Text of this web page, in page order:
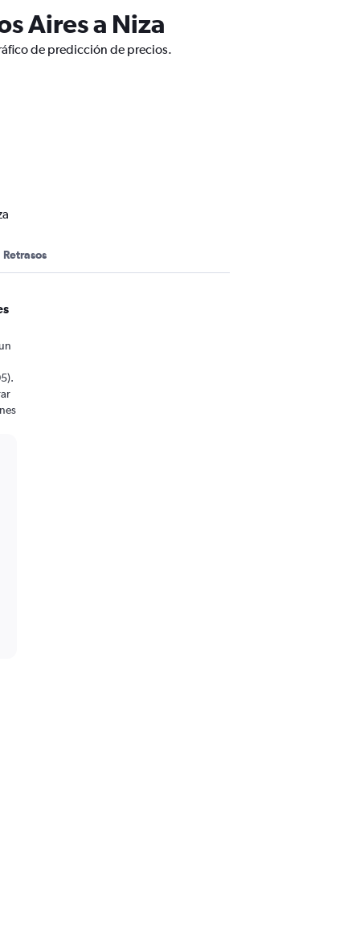
Aires a Niza
de predicción de precios.
Retrasos